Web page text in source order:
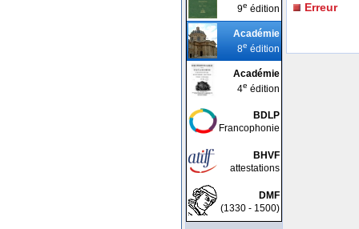
9e édition
Académie
8e édition
Académie
4e édition
BDLP
Francophonie
BHVF
attestations
DMF
(1330 - 1500)
Erreur